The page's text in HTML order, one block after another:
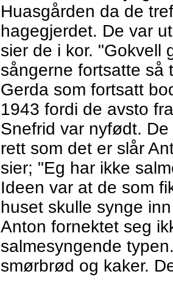
Huasgården da de
hagegjerdet. De var
sier de i kor. "Gokvell
sångerne fortsatte så
Gerda som fortsatt
1943 fordi de avsto
Snefrid var nyfødt.
rett som det er slår
sier; "Eg har ikke
Ideen var at de som
huset skulle synge
Anton fornektet seg
salmesyngende
smørbrød og kaker.